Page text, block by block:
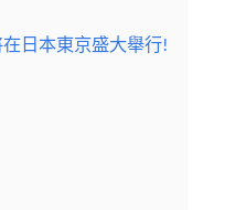
日本東京盛大舉行!